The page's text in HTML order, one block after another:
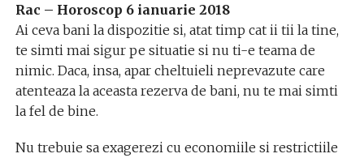
Rac – Horoscop 6 ianuarie 2018
Ai ceva bani la dispozitie si, atat timp cat ii tii la tine,
te simti mai sigur pe situatie si nu ti-e teama de
nimic. Daca, insa, apar cheltuieli neprevazute care
atenteaza la aceasta rezerva de bani, nu te mai simti
la fel de bine.
Nu trebuie sa exagerezi cu economiile si restrictiile